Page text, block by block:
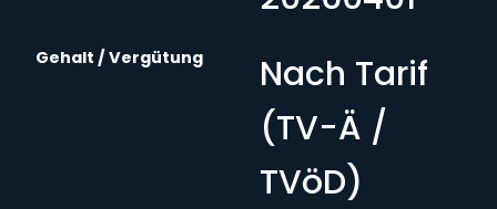
Gehalt / Vergütung
Nach Tarif
(TV-Ä /
TVöD)